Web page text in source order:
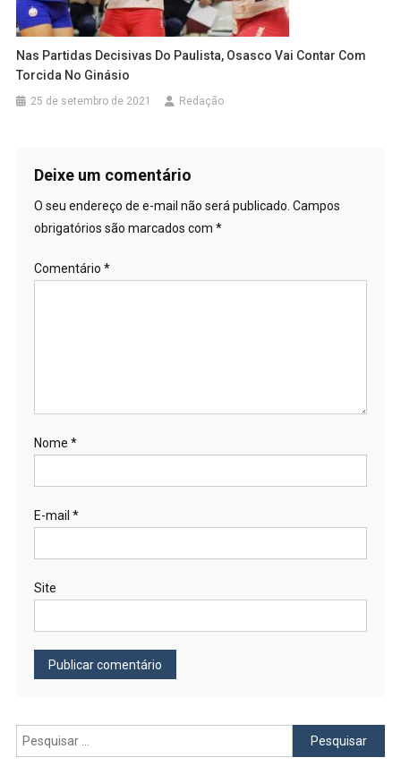
Nas Partidas Decisivas Do Paulista, Osasco Vai Contar Com
Torcida No Ginásio
25 de setembro de 2021 Redação
Deixe um comentário
O seu endereço de e-mail não será publicado. Campos
obrigatórios são marcados com *
Comentário *
Nome *
E-mail *
Site
Pesquisar
por: